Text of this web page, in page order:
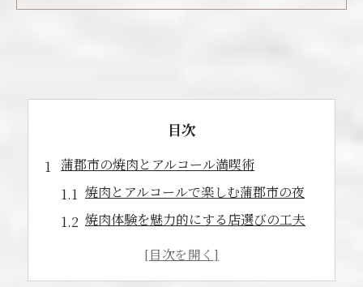
目次
蒲郡市の焼肉とアルコール満喫術
焼肉とアルコールで楽しむ蒲郡市の夜
焼肉体験を魅力的にする店選びの工夫
蒲郡で焼肉とお酒が人気の理由とは